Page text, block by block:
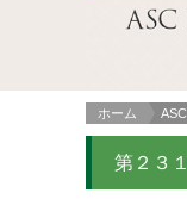
ホーム
第２３